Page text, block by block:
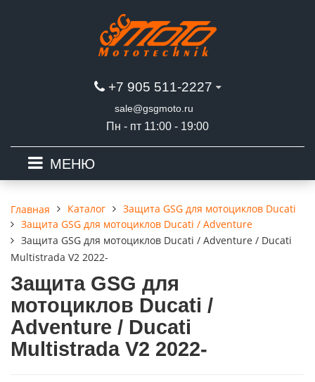
+7 905 511-2227
sale@gsgmoto.ru
Пн - пт 11:00 - 19:00
МЕНЮ
Главная Каталог
Защита GSG для мотоциклов Ducati
Защита GSG для мотоциклов Ducati / Adventure
Защита GSG для мотоциклов Ducati / Adventure / Ducati
Multistrada V2 2022-
Защита GSG для
мотоциклов Ducati /
Adventure / Ducati
Multistrada V2 2022-